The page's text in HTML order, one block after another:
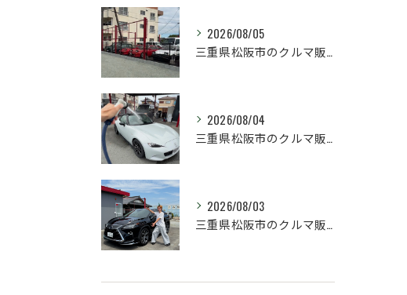
2026/08/05
三重県松阪市のクルマ販売店マーヴェリックカーズです‼️
2026/08/04
三重県松阪市のクルマ販売店マーヴェリックカーズです‼️
2026/08/03
三重県松阪市のクルマ販売店マーヴェリックカーズです‼️